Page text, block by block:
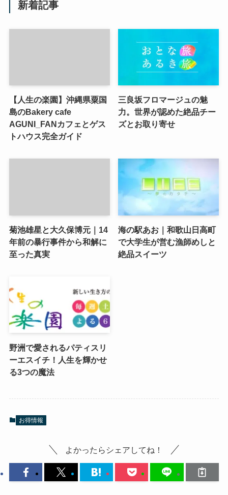
新着記事
【人生の楽園】沖縄県粟国
島のBakery cafe
AGUNI_FANカフェとゲス
トハウス完全ガイド
三良坂フロマージュの魅
力。世界が認めた絶品チー
ズとお取り寄せ
菊池雄星と大久保博元｜14
年前の暴行事件から和解に
至った真実
海の駅あお｜和歌山日高町
で大学生が営む漁師めしと
絶品スイーツ
野洲で愛されるパティスリ
ーエスイチ！人生を輝かせ
る3つの魔法
お得情報
よかったらシェアしてね！